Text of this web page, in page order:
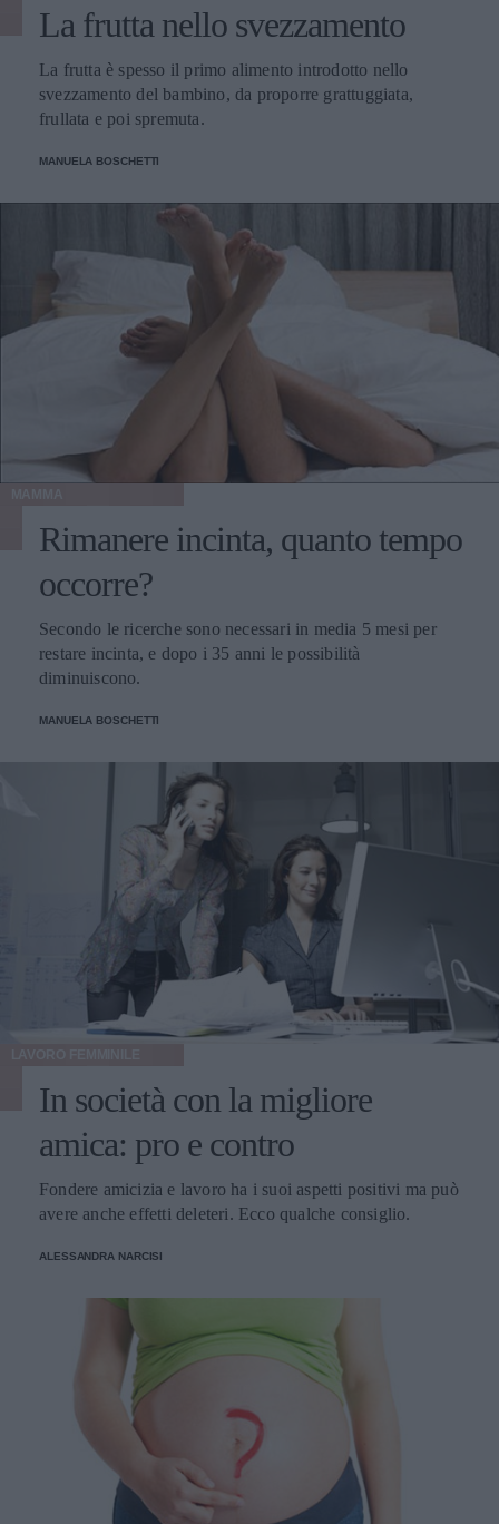
La frutta nello svezzamento
La frutta è spesso il primo alimento introdotto nello
svezzamento del bambino, da proporre grattuggiata,
frullata e poi spremuta.
MANUELA BOSCHETTI
Rimanere incinta, quanto tempo
occorre?
Secondo le ricerche sono necessari in media 5 mesi per
restare incinta, e dopo i 35 anni le possibilità
diminuiscono.
MANUELA BOSCHETTI
In società con la migliore
amica: pro e contro
Fondere amicizia e lavoro ha i suoi aspetti positivi ma può
avere anche effetti deleteri. Ecco qualche consiglio.
ALESSANDRA NARCISI